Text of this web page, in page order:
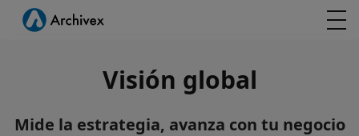
Visión global
Mide la estrategia, avanza con tu negocio